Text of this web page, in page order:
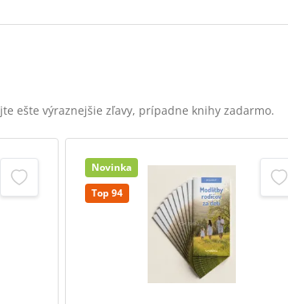
ešte výraznejšie zľavy, prípadne knihy zadarmo.
Novinka
Top 94